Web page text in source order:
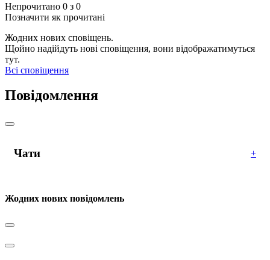
Непрочитано 0 з 0
Позначити як прочитані
Жодних нових сповіщень.
Щойно надійдуть нові сповіщення, вони відображатимуться
тут.
Всі сповіщення
Повідомлення
Чати +
Жодних нових повідомлень